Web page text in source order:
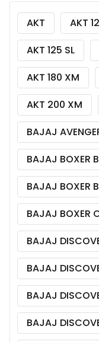
AKT AKT
AKT 125 SL
AKT 180 XM
AKT 200 XM
BAJAJ
BAJAJ BOXER
BAJAJ BOXER
BAJAJ BOXER
BAJAJ
BAJAJ
BAJAJ
BAJAJ